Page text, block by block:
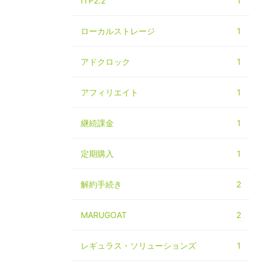
ローカルストレージ 1
アドクロック 1
アフィリエイト 1
継続課金 1
定期購入 1
解約手続き 2
MARUGOAT 2
レギュラス・ソリューションズ 1